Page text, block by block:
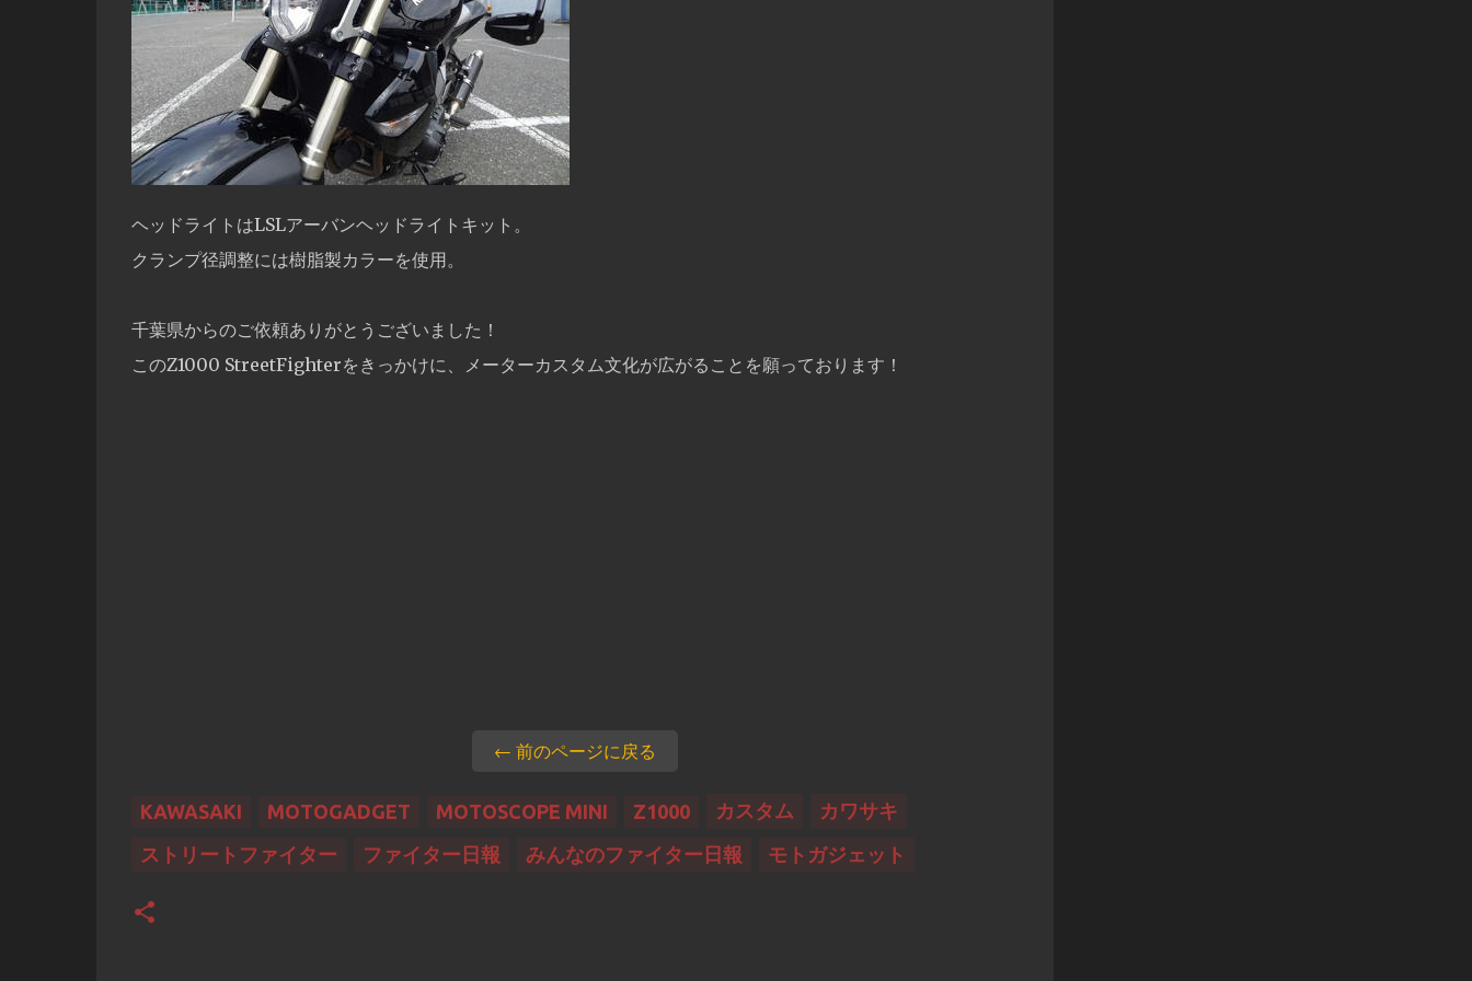
ヘッドライトはLSLアーバンヘッドライトキット。
クランプ径調整には樹脂製カラーを使用。
千葉県からのご依頼ありがとうございました！
このZ1000 StreetFighterをきっかけに、メーターカスタム文化が広がることを願っております！
← 前のページに戻る
KAWASAKI MOTOGADGET MOTOSCOPE MINI Z1000 カスタム
カワサキ
ストリートファイター
ファイター日報 みんなのファイター日報 モトガジェット